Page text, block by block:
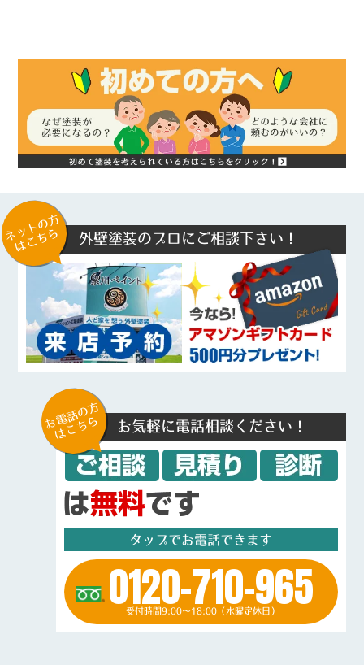
ネットの方
はこちら 外壁塗装のプロにご相談下さい！
お電話の方
はこちら お気軽に電話相談ください！
タップでお電話できます
0120-710-965
受付時間9:00～18:00（水曜定休日）